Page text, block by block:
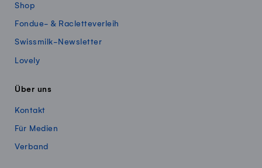
Shop
Fondue- & Racletteverleih
Swissmilk-Newsletter
Lovely
Über uns
Kontakt
Für Medien
Verband